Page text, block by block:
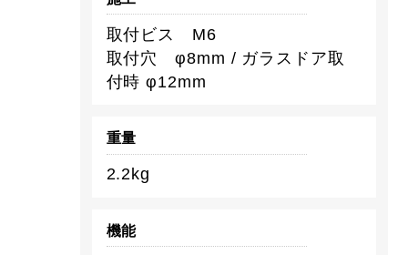
取付ビス M6
取付穴 φ8mm / ガラスドア取
付時 φ12mm
重量
2.2kg
機能